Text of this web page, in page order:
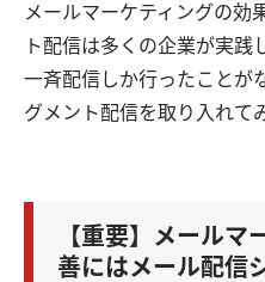
メールマーケティングの効
ト配信は多くの企業が実践
一斉配信しか行ったことが
グメント配信を取り入れて
【重要】メールマ
善にはメール配信